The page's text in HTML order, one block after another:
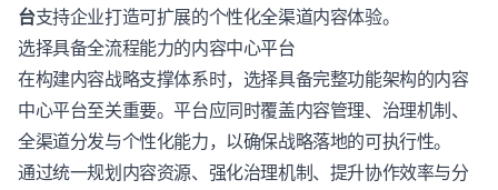
台支持企业打造可扩展的个性化全渠道内容体验。
选择具备全流程能力的内容中心平台
在构建内容战略支撑体系时，选择具备完整功能架构的内容
中心平台至关重要。平台应同时覆盖内容管理、治理机制、
全渠道分发与个性化能力，以确保战略落地的可执行性。
通过统一规划内容资源、强化治理机制、提升协作效率与分